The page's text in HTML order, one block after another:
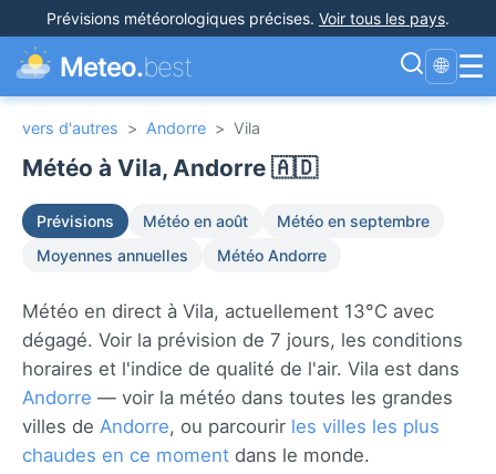
Prévisions météorologiques précises. Voir tous les pays.
Meteo.best 🌐 ☰
vers d'autres > Andorre > Vila
Météo à Vila, Andorre 🇦🇩
Prévisions Météo en août
Météo en septembre
Moyennes annuelles
Météo Andorre
Météo en direct à Vila, actuellement 13°C avec
dégagé. Voir la prévision de 7 jours, les conditions
horaires et l'indice de qualité de l'air. Vila est dans
Andorre — voir la météo dans toutes les grandes
villes de Andorre, ou parcourir les villes les plus
chaudes en ce moment dans le monde.